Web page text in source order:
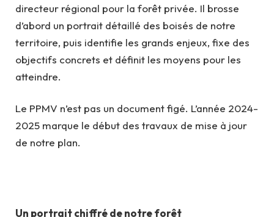
directeur régional pour la forêt privée. Il brosse
d’abord un portrait détaillé des boisés de notre
territoire, puis identifie les grands enjeux, fixe des
objectifs concrets et définit les moyens pour les
atteindre.
Le PPMV n’est pas un document figé. L’année 2024-
2025 marque le début des travaux de mise à jour
de notre plan.
Un portrait chiffré de notre forêt